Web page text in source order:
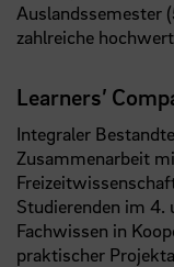
Auslandssemester
zahlreiche
Learners’
Integraler
Zusammenarbeit
Studierenden im 4.
Fachwissen in
praktischer